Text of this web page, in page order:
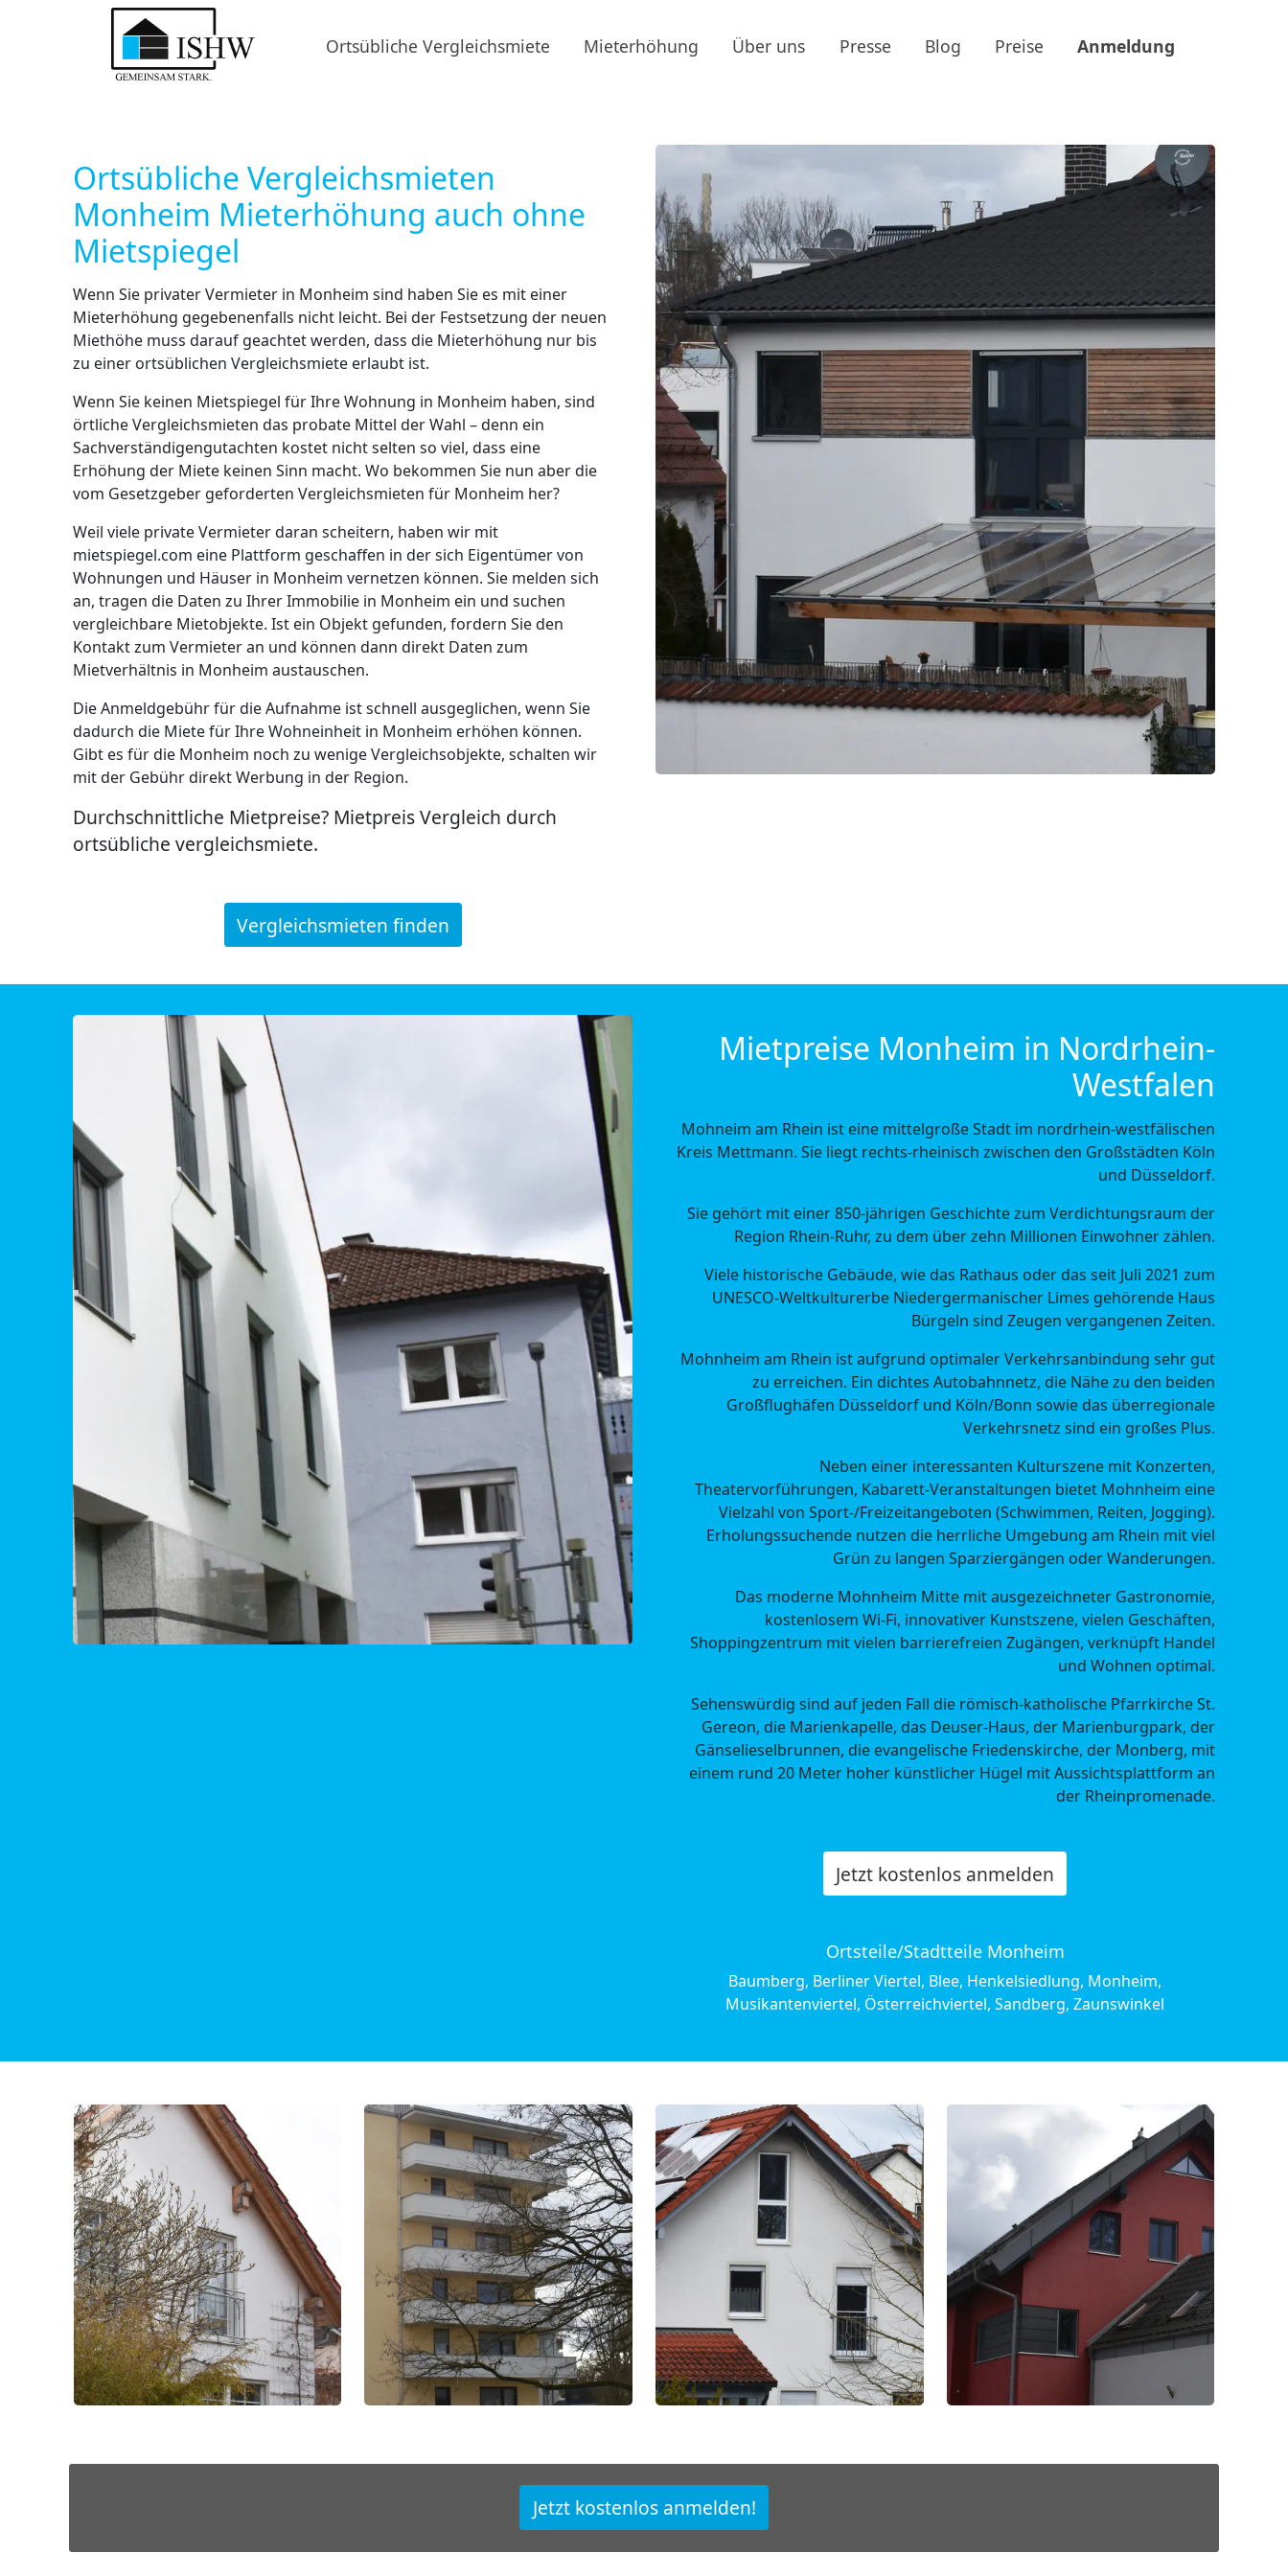
Ortsübliche Vergleichsmiete Mieterhöhung Über uns Presse Blog Preise Anmeldung
Ortsübliche Vergleichsmieten
Monheim Mieterhöhung auch ohne
Mietspiegel
Wenn Sie privater Vermieter in Monheim sind haben Sie es mit einer
Mieterhöhung gegebenenfalls nicht leicht. Bei der Festsetzung der neuen
Miethöhe muss darauf geachtet werden, dass die Mieterhöhung nur bis
zu einer ortsüblichen Vergleichsmiete erlaubt ist.
Wenn Sie keinen Mietspiegel für Ihre Wohnung in Monheim haben, sind
örtliche Vergleichsmieten das probate Mittel der Wahl – denn ein
Sachverständigengutachten kostet nicht selten so viel, dass eine
Erhöhung der Miete keinen Sinn macht. Wo bekommen Sie nun aber die
vom Gesetzgeber geforderten Vergleichsmieten für Monheim her?
Weil viele private Vermieter daran scheitern, haben wir mit
mietspiegel.com eine Plattform geschaffen in der sich Eigentümer von
Wohnungen und Häuser in Monheim vernetzen können. Sie melden sich
an, tragen die Daten zu Ihrer Immobilie in Monheim ein und suchen
vergleichbare Mietobjekte. Ist ein Objekt gefunden, fordern Sie den
Kontakt zum Vermieter an und können dann direkt Daten zum
Mietverhältnis in Monheim austauschen.
Die Anmeldgebühr für die Aufnahme ist schnell ausgeglichen, wenn Sie
dadurch die Miete für Ihre Wohneinheit in Monheim erhöhen können.
Gibt es für die Monheim noch zu wenige Vergleichsobjekte, schalten wir
mit der Gebühr direkt Werbung in der Region.
Durchschnittliche Mietpreise? Mietpreis Vergleich durch
ortsübliche vergleichsmiete.
Vergleichsmieten finden
Mietpreise Monheim in Nordrhein-
Westfalen
Mohneim am Rhein ist eine mittelgroße Stadt im nordrhein-westfälischen
Kreis Mettmann. Sie liegt rechts-rheinisch zwischen den Großstädten Köln
und Düsseldorf.
Sie gehört mit einer 850-jährigen Geschichte zum Verdichtungsraum der
Region Rhein-Ruhr, zu dem über zehn Millionen Einwohner zählen.
Viele historische Gebäude, wie das Rathaus oder das seit Juli 2021 zum
UNESCO-Weltkulturerbe Niedergermanischer Limes gehörende Haus
Bürgeln sind Zeugen vergangenen Zeiten.
Mohnheim am Rhein ist aufgrund optimaler Verkehrsanbindung sehr gut
zu erreichen. Ein dichtes Autobahnnetz, die Nähe zu den beiden
Großflughäfen Düsseldorf und Köln/Bonn sowie das überregionale
Verkehrsnetz sind ein großes Plus.
Neben einer interessanten Kulturszene mit Konzerten,
Theatervorführungen, Kabarett-Veranstaltungen bietet Mohnheim eine
Vielzahl von Sport-/Freizeitangeboten (Schwimmen, Reiten, Jogging).
Erholungssuchende nutzen die herrliche Umgebung am Rhein mit viel
Grün zu langen Sparziergängen oder Wanderungen.
Das moderne Mohnheim Mitte mit ausgezeichneter Gastronomie,
kostenlosem Wi-Fi, innovativer Kunstszene, vielen Geschäften,
Shoppingzentrum mit vielen barrierefreien Zugängen, verknüpft Handel
und Wohnen optimal.
Sehenswürdig sind auf jeden Fall die römisch-katholische Pfarrkirche St.
Gereon, die Marienkapelle, das Deuser-Haus, der Marienburgpark, der
Gänselieselbrunnen, die evangelische Friedenskirche, der Monberg, mit
einem rund 20 Meter hoher künstlicher Hügel mit Aussichtsplattform an
der Rheinpromenade.
Jetzt kostenlos anmelden
Ortsteile/Stadtteile Monheim
Baumberg, Berliner Viertel, Blee, Henkelsiedlung, Monheim,
Musikantenviertel, Österreichviertel, Sandberg, Zaunswinkel
Jetzt kostenlos anmelden!